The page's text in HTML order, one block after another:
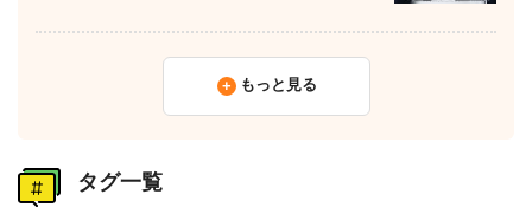
もっと見る
タグ一覧